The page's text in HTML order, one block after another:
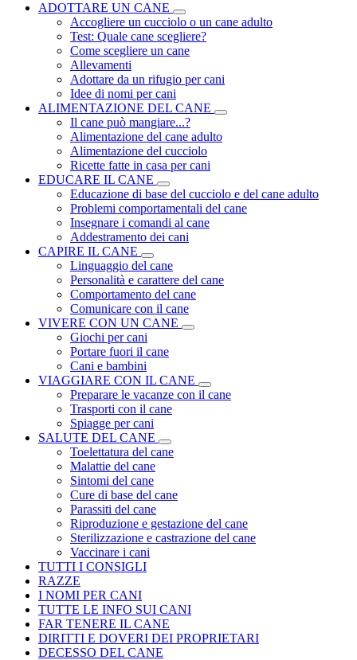
ADOTTARE UN CANE
Accogliere un cucciolo o un cane adulto
Test: Quale cane scegliere?
Come scegliere un cane
Allevamenti
Adottare da un rifugio per cani
Idee di nomi per cani
ALIMENTAZIONE DEL CANE
Il cane può mangiare...?
Alimentazione del cane adulto
Alimentazione del cucciolo
Ricette fatte in casa per cani
EDUCARE IL CANE
Educazione di base del cucciolo e del cane adulto
Problemi comportamentali del cane
Insegnare i comandi al cane
Addestramento dei cani
CAPIRE IL CANE
Linguaggio del cane
Personalità e carattere del cane
Comportamento del cane
Comunicare con il cane
VIVERE CON UN CANE
Giochi per cani
Portare fuori il cane
Cani e bambini
VIAGGIARE CON IL CANE
Preparare le vacanze con il cane
Trasporti con il cane
Spiagge per cani
SALUTE DEL CANE
Toelettatura del cane
Malattie del cane
Sintomi del cane
Cure di base del cane
Parassiti del cane
Riproduzione e gestazione del cane
Sterilizzazione e castrazione del cane
Vaccinare i cani
TUTTI I CONSIGLI
RAZZE
I NOMI PER CANI
TUTTE LE INFO SUI CANI
FAR TENERE IL CANE
DIRITTI E DOVERI DEI PROPRIETARI
DECESSO DEL CANE